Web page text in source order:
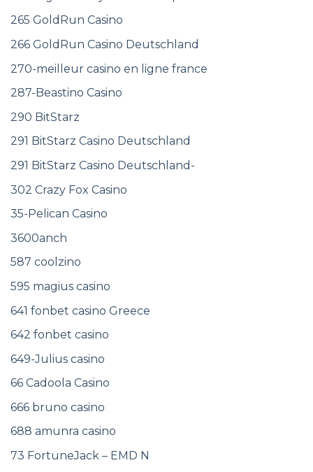
265 GoldRun Casino
266 GoldRun Casino Deutschland
270-meilleur casino en ligne france
287-Beastino Casino
290 BitStarz
291 BitStarz Casino Deutschland
291 BitStarz Casino Deutschland-
302 Crazy Fox Casino
35-Pelican Casino
3600anch
587 coolzino
595 magius casino
641 fonbet casino Greece
642 fonbet casino
649-Julius casino
66 Cadoola Casino
666 bruno casino
688 amunra casino
73 FortuneJack – EMD N